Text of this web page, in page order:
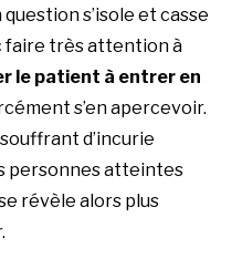
s’isole et casse
faire très attention à
le patient à entrer en
s’en apercevoir.
d’incurie
personnes atteintes
révèle alors plus